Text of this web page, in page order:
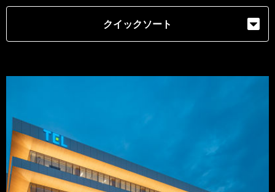
クイックソート